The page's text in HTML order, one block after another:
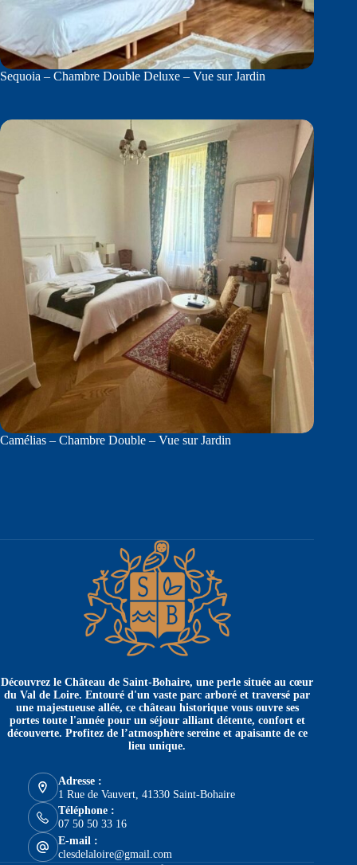
Sequoia – Chambre Double Deluxe – Vue sur Jardin
Camélias – Chambre Double – Vue sur Jardin
Découvrez le Château de Saint-Bohaire, une perle située au cœur
du Val de Loire. Entouré d'un vaste parc arboré et traversé par
une majestueuse allée, ce château historique vous ouvre ses
portes toute l'année pour un séjour alliant détente, confort et
découverte. Profitez de l’atmosphère sereine et apaisante de ce
lieu unique.
Adresse :
1 Rue de Vauvert, 41330 Saint-Bohaire
Téléphone :
07 50 50 33 16
E-mail :
clesdelaloire@gmail.com